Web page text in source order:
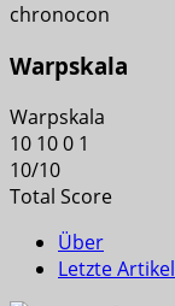
chronocon
Warpskala
Warpskala
10 100 1
10/10
Total Score
Über
Letzte Artikel